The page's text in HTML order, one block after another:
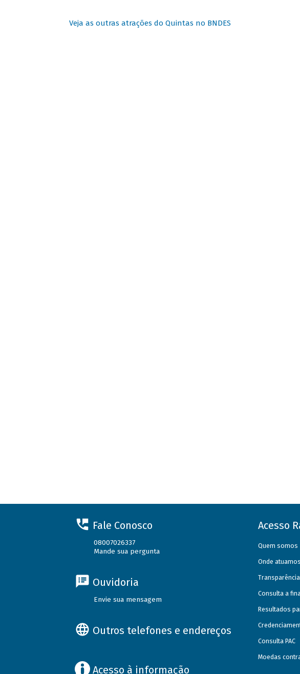
Veja as outras atrações do Quintas no BNDES
Fale Conosco
08007026337
Mande sua pergunta
Ouvidoria
Envie sua mensagem
Outros telefones e endereços
Acesso à informação
Acesso
Quem somos
Onde atuamos
Transparência
Consulta a
Resultados
Consulta PAC
Moedas